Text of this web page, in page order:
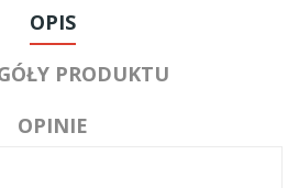
OPIS
PRODUKTU
OPINIE